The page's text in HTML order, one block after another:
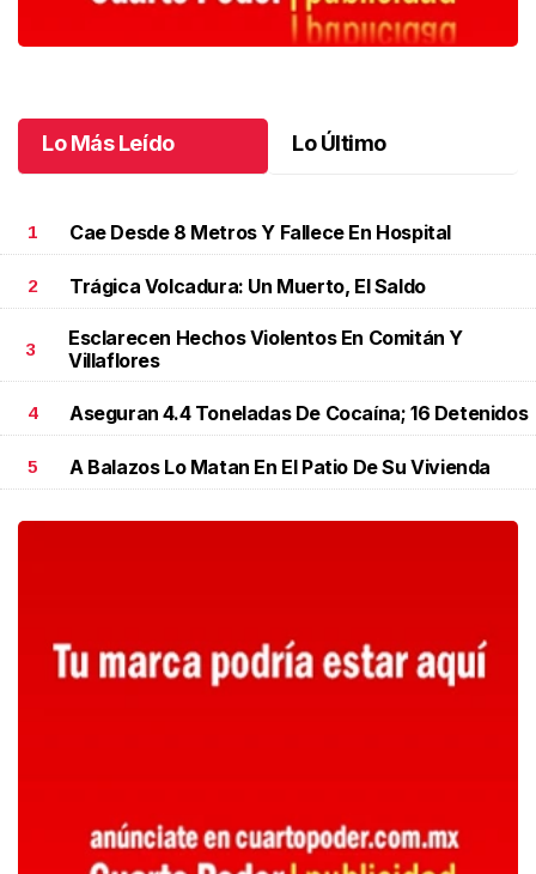
Lo Más Leído Lo Último
1 Cae Desde 8 Metros Y Fallece En Hospital
2 Trágica Volcadura: Un Muerto, El Saldo
3
Esclarecen Hechos Violentos En Comitán Y
Villaflores
4 Aseguran 4.4 Toneladas De Cocaína; 16 Detenidos
5 A Balazos Lo Matan En El Patio De Su Vivienda